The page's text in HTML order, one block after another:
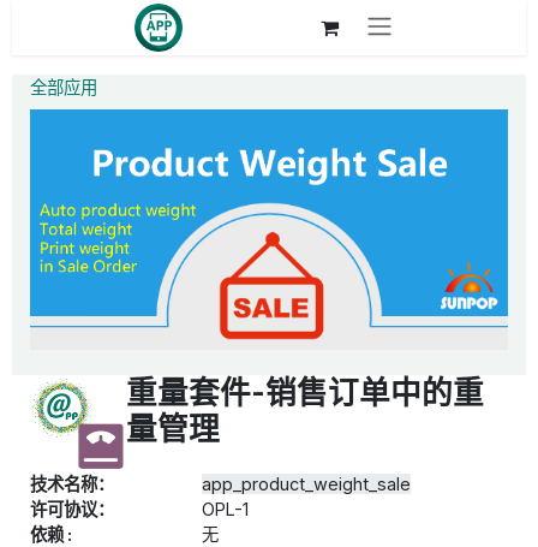
全部应用
重量套件-销售订单中的重
量管理
技术名称：
app_product_weight_sale
许可协议：
OPL-1
依赖 :
无